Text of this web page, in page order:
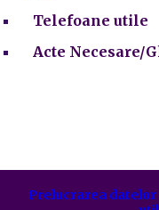
Telefoane utile
Acte Necesare/
Prelucrarea